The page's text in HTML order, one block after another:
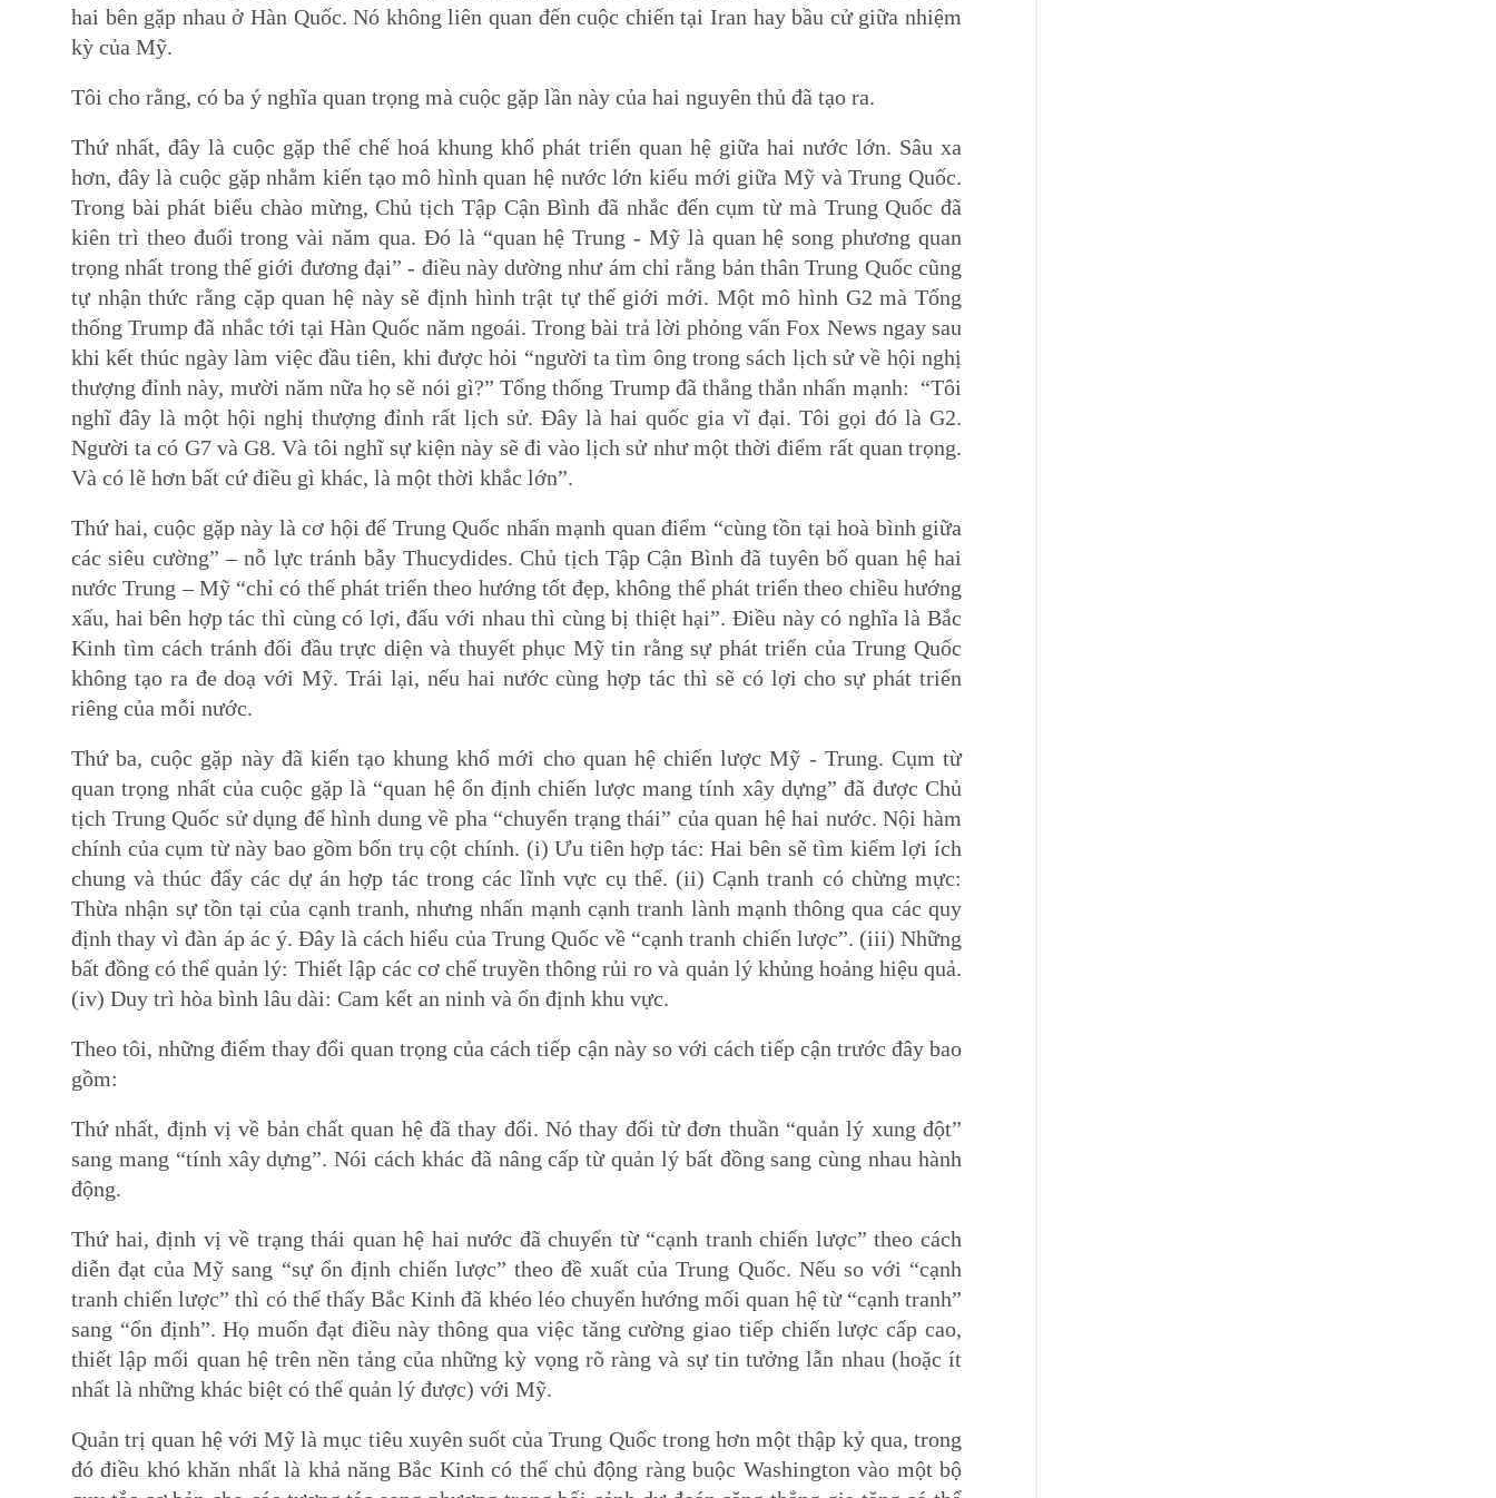
hai bên gặp nhau ở Hàn Quốc. Nó không liên quan đến cuộc chiến tại Iran hay bầu cử giữa nhiệm
kỳ của Mỹ.
Tôi cho rằng, có ba ý nghĩa quan trọng mà cuộc gặp lần này của hai nguyên thủ đã tạo ra.
Thứ nhất, đây là cuộc gặp thể chế hoá khung khổ phát triển quan hệ giữa hai nước lớn. Sâu xa
hơn, đây là cuộc gặp nhằm kiến tạo mô hình quan hệ nước lớn kiểu mới giữa Mỹ và Trung Quốc.
Trong bài phát biểu chào mừng, Chủ tịch Tập Cận Bình đã nhắc đến cụm từ mà Trung Quốc đã
kiên trì theo đuổi trong vài năm qua. Đó là “quan hệ Trung - Mỹ là quan hệ song phương quan
trọng nhất trong thế giới đương đại” - điều này dường như ám chỉ rằng bản thân Trung Quốc cũng
tự nhận thức rằng cặp quan hệ này sẽ định hình trật tự thế giới mới. Một mô hình G2 mà Tổng
thống Trump đã nhắc tới tại Hàn Quốc năm ngoái. Trong bài trả lời phỏng vấn Fox News ngay sau
khi kết thúc ngày làm việc đầu tiên, khi được hỏi “người ta tìm ông trong sách lịch sử về hội nghị
thượng đỉnh này, mười năm nữa họ sẽ nói gì?” Tổng thống Trump đã thẳng thắn nhấn mạnh: “Tôi
nghĩ đây là một hội nghị thượng đỉnh rất lịch sử. Đây là hai quốc gia vĩ đại. Tôi gọi đó là G2.
Người ta có G7 và G8. Và tôi nghĩ sự kiện này sẽ đi vào lịch sử như một thời điểm rất quan trọng.
Và có lẽ hơn bất cứ điều gì khác, là một thời khắc lớn”.
Thứ hai, cuộc gặp này là cơ hội để Trung Quốc nhấn mạnh quan điểm “cùng tồn tại hoà bình giữa
các siêu cường” – nỗ lực tránh bẫy Thucydides. Chủ tịch Tập Cận Bình đã tuyên bố quan hệ hai
nước Trung – Mỹ “chỉ có thể phát triển theo hướng tốt đẹp, không thể phát triển theo chiều hướng
xấu, hai bên hợp tác thì cùng có lợi, đấu với nhau thì cùng bị thiệt hại”. Điều này có nghĩa là Bắc
Kinh tìm cách tránh đối đầu trực diện và thuyết phục Mỹ tin rằng sự phát triển của Trung Quốc
không tạo ra đe doạ với Mỹ. Trái lại, nếu hai nước cùng hợp tác thì sẽ có lợi cho sự phát triển
riêng của mỗi nước.
Thứ ba, cuộc gặp này đã kiến tạo khung khổ mới cho quan hệ chiến lược Mỹ - Trung. Cụm từ
quan trọng nhất của cuộc gặp là “quan hệ ổn định chiến lược mang tính xây dựng” đã được Chủ
tịch Trung Quốc sử dụng để hình dung về pha “chuyển trạng thái” của quan hệ hai nước. Nội hàm
chính của cụm từ này bao gồm bốn trụ cột chính. (i) Ưu tiên hợp tác: Hai bên sẽ tìm kiếm lợi ích
chung và thúc đẩy các dự án hợp tác trong các lĩnh vực cụ thể. (ii) Cạnh tranh có chừng mực:
Thừa nhận sự tồn tại của cạnh tranh, nhưng nhấn mạnh cạnh tranh lành mạnh thông qua các quy
định thay vì đàn áp ác ý. Đây là cách hiểu của Trung Quốc về “cạnh tranh chiến lược”. (iii) Những
bất đồng có thể quản lý: Thiết lập các cơ chế truyền thông rủi ro và quản lý khủng hoảng hiệu quả.
(iv) Duy trì hòa bình lâu dài: Cam kết an ninh và ổn định khu vực.
Theo tôi, những điểm thay đổi quan trọng của cách tiếp cận này so với cách tiếp cận trước đây bao
gồm:
Thứ nhất, định vị về bản chất quan hệ đã thay đổi. Nó thay đổi từ đơn thuần “quản lý xung đột”
sang mang “tính xây dựng”. Nói cách khác đã nâng cấp từ quản lý bất đồng sang cùng nhau hành
động.
Thứ hai, định vị về trạng thái quan hệ hai nước đã chuyển từ “cạnh tranh chiến lược” theo cách
diễn đạt của Mỹ sang “sự ổn định chiến lược” theo đề xuất của Trung Quốc. Nếu so với “cạnh
tranh chiến lược” thì có thể thấy Bắc Kinh đã khéo léo chuyển hướng mối quan hệ từ “cạnh tranh”
sang “ổn định”. Họ muốn đạt điều này thông qua việc tăng cường giao tiếp chiến lược cấp cao,
thiết lập mối quan hệ trên nền tảng của những kỳ vọng rõ ràng và sự tin tưởng lẫn nhau (hoặc ít
nhất là những khác biệt có thể quản lý được) với Mỹ.
Quản trị quan hệ với Mỹ là mục tiêu xuyên suốt của Trung Quốc trong hơn một thập kỷ qua, trong
đó điều khó khăn nhất là khả năng Bắc Kinh có thể chủ động ràng buộc Washington vào một bộ